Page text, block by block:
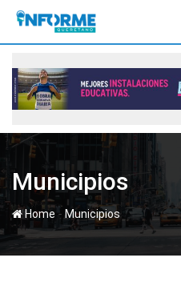
Skip
content
Municipios
Home- Municipios